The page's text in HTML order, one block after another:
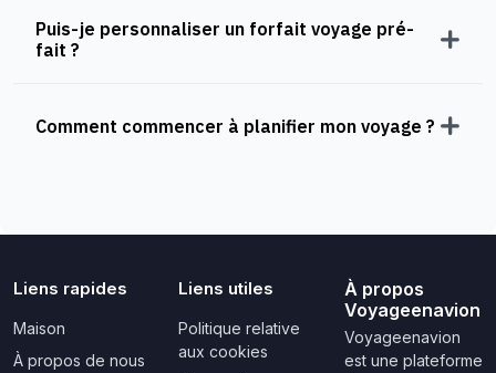
Puis-je personnaliser un forfait voyage pré-
fait ?
Comment commencer à planifier mon voyage ?
Liens rapides
Maison
À propos de nous
Liens utiles
Politique relative
aux cookies
À propos
Voyageenavion
Voyageenavion
est une plateforme